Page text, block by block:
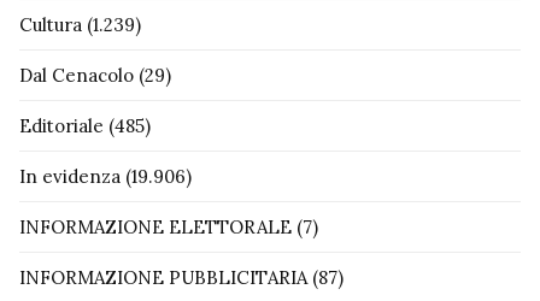
Cultura (1.239)
Dal Cenacolo (29)
Editoriale (485)
In evidenza (19.906)
INFORMAZIONE ELETTORALE (7)
INFORMAZIONE PUBBLICITARIA(87)